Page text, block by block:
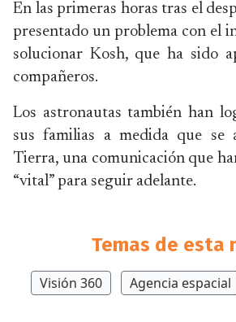
En las primeras horas tras el
presentado un problema con el
solucionar Kosh, que ha sido
compañeros.
Los astronautas también han
sus familias a medida que se
Tierra, una comunicación que
“vital” para seguir adelante.
Temas de esta
Visión 360 Agencia espacial